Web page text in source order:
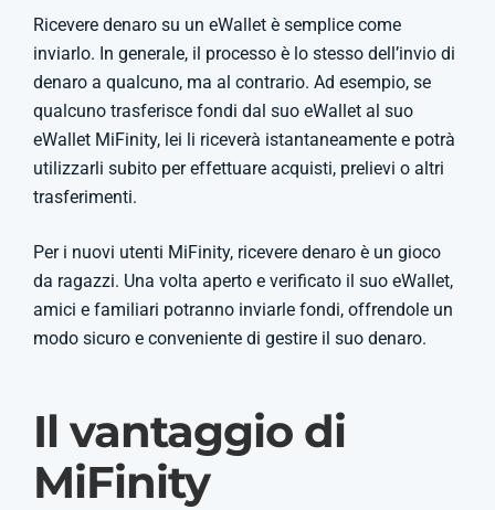
Ricevere denaro su un eWallet è semplice come
inviarlo. In generale, il processo è lo stesso dell’invio di
denaro a qualcuno, ma al contrario. Ad esempio, se
qualcuno trasferisce fondi dal suo eWallet al suo
eWallet MiFinity, lei li riceverà istantaneamente e potrà
utilizzarli subito per effettuare acquisti, prelievi o altri
trasferimenti.
Per i nuovi utenti MiFinity, ricevere denaro è un gioco
da ragazzi. Una volta aperto e verificato il suo eWallet,
amici e familiari potranno inviarle fondi, offrendole un
modo sicuro e conveniente di gestire il suo denaro.
Il vantaggio di
MiFinity